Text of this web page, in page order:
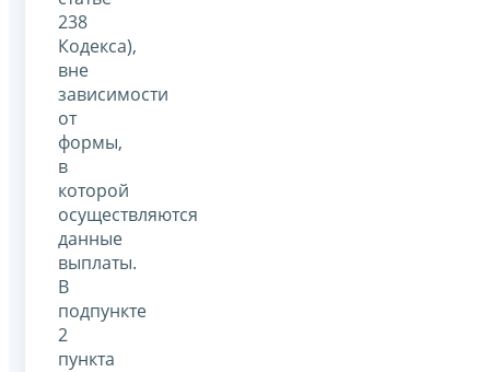
238
Кодекса),
вне
зависимости
от
формы,
в
которой
осуществляются
данные
выплаты.
В
подпункте
2
пункта